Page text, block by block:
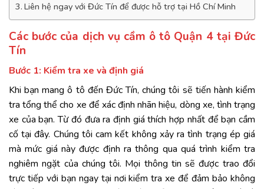
Liên hệ ngay với Đức Tín để được hỗ trợ tại Hồ Chí Minh
Các bước của dịch vụ cầm ô tô Quận 4 tại Đức
Tín
Bước 1: Kiểm tra xe và định giá
Khi bạn mang ô tô đến Đức Tín, chúng tôi sẽ tiến hành kiểm
tra tổng thể cho xe để xác định nhãn hiệu, dòng xe, tình trạng
xe của bạn. Từ đó đưa ra định giá thích hợp nhất để bạn cầm
cố tại đây. Chúng tôi cam kết không xảy ra tình trạng ép giá
mà mức giá này được định ra thông qua quá trình kiểm tra
nghiêm ngặt của chúng tôi. Mọi thông tin sẽ được trao đổi
trực tiếp với bạn ngay tại nơi kiểm tra xe để đảm bảo không